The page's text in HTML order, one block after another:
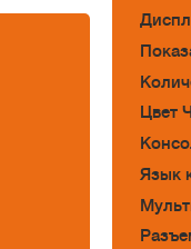
Цвет
Язык